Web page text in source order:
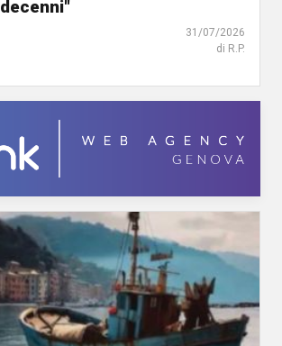
decenni"
31/07/2026
di R.P.